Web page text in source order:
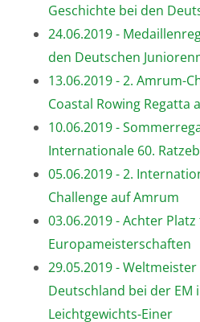
Geschichte bei den
24.06.2019 -
den Deutschen
13.06.2019 - 2. Amrum-
Coastal Rowing Regatta
10.06.2019 -
Internationale 60.
05.06.2019 - 2.
Challenge auf Amrum
03.06.2019 - Achter
Europameisterschaften
29.05.2019 -
Deutschland bei der EM
Leichtgewichts-Einer